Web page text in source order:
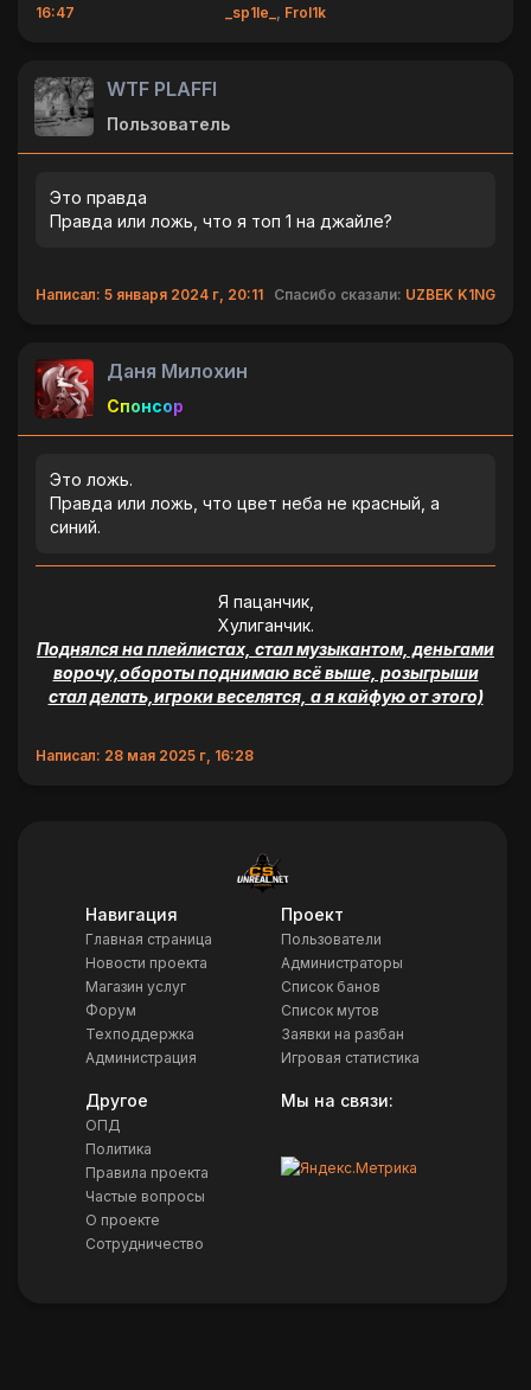
16:47
_sp1le_ , Frol1k
WTF PLAFFI
Пользователь
Это правда
Правда или ложь, что я топ 1 на джайле?
Написал: 5 января 2024 г, 20:11 Спасибо сказали: UZBEK K1NG
Даня Милохин
Спонсор
Это ложь.
Правда или ложь, что цвет неба не красный, а
синий.
Я пацанчик,
Хулиганчик.
Поднялся на плейлистах, стал музыкантом, деньгами
ворочу,обороты поднимаю всё выше, розыгрыши
стал делать,игроки веселятся, а я кайфую от этого)
Написал: 28 мая 2025 г, 16:28
Навигация
Главная страница
Новости проекта
Магазин услуг
Форум
Техподдержка
Администрация
Проект
Пользователи
Администраторы
Список банов
Список мутов
Заявки на разбан
Игровая статистика
Другое
ОПД
Политика
Правила проекта
Частые вопросы
О проекте
Сотрудничество
Мы на связи: